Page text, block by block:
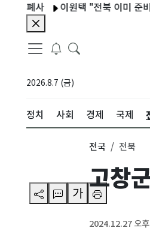
이원택 "전북 이미 준비 마
2026.8.7 (금)
정치 사회 경제 국제
가
전국 전북
고창
2024.12.27 오